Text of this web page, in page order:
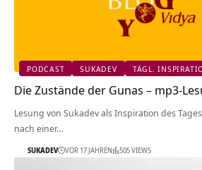
PODCAST SUKADEV TÄGL.
Die Zustände der Gunas – mp3-
Lesung von Sukadev als Inspiration des
nach einer…
SUKADEV VOR 17 JAHREN 505 VIEWS